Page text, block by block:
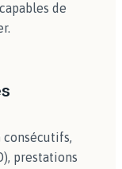
de
prestations